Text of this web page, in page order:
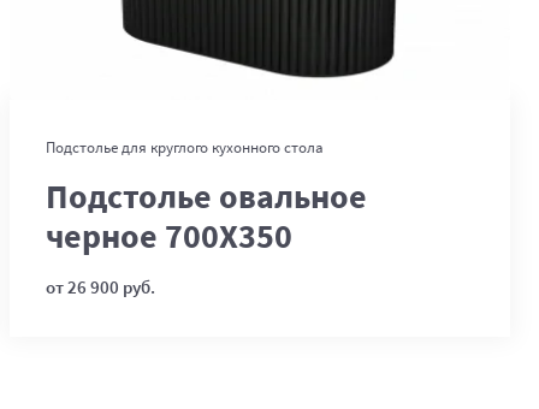
В корзину
Подстолье для круглого кухонного стола
Подстолье овальное
черное 700Х350
от 26 900 руб.